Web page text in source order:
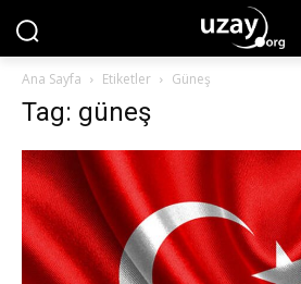
Ana Sayfa Etiketler Güneş
Tag: güneş